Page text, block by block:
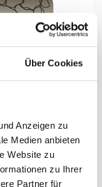
Über Cookies
Anzeigen zu
Medien anbieten
Website zu
zu Ihrer
Partner für
81